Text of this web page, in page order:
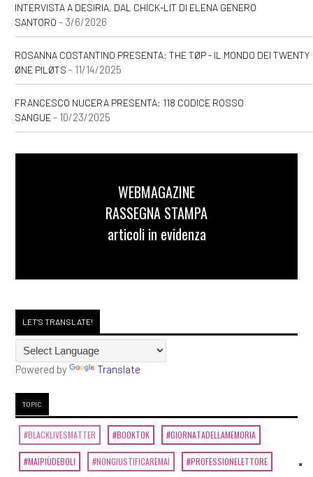
INTERVISTA A DESIRIA, DAL CHICK-LIT DI ELENA GENERO
SANTORO - 3/6/2026
ROSANNA COSTANTINO PRESENTA: THE TØP - IL MONDO DEI TWENTY
ØNE PILØTS - 11/14/2025
FRANCESCO NUCERA PRESENTA: 118 CODICE ROSSO
SANGUE- 10/23/2025
WEBMAGAZINE
RASSEGNA STAMPA
articoli in evidenza
LET'S TRANSLATE!
Powered by Translate
TOPIC
#BLACKLIVESMATTER #BOOKTOK #GIORNATADELLAMEMORIA
#MAIPIÙDEBOLI #NONGIUSTIFICAREMAI #PROFESSIONELETTORE